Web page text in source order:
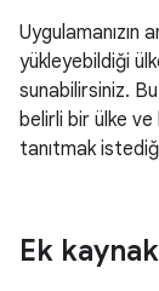
Uygulamanızın
yükleyebildiği
sunabilirsiniz. Bu
belirli bir ülke ve
tanıtmak
Ek